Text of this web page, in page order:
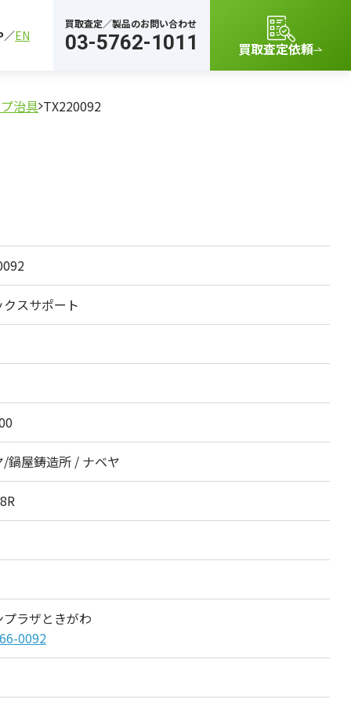
EN
買取査定／製品のお問い合わせ
03-5762-1011 買取査定依頼
治具 TX220092
スサポート
/鍋屋鋳造所 / ナベヤ
ラザときがわ
0092